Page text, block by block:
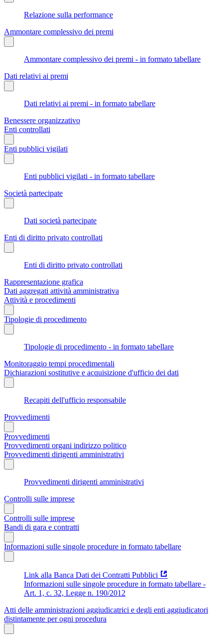
Relazione sulla performance
Ammontare complessivo dei premi
Ammontare complessivo dei premi - in formato tabellare
Dati relativi ai premi
Dati relativi ai premi - in formato tabellare
Benessere organizzativo
Enti controllati
Enti pubblici vigilati
Enti pubblici vigilati - in formato tabellare
Società partecipate
Dati società partecipate
Enti di diritto privato controllati
Enti di diritto privato controllati
Rappresentazione grafica
Dati aggregati attività amministrativa
Attività e procedimenti
Tipologie di procedimento
Tipologie di procedimento - in formato tabellare
Monitoraggio tempi procedimentali
Dichiarazioni sostitutive e acquisizione d'ufficio dei dati
Recapiti dell'ufficio responsabile
Provvedimenti
Provvedimenti
Provvedimenti organi indirizzo politico
Provvedimenti dirigenti amministrativi
Provvedimenti dirigenti amministrativi
Controlli sulle imprese
Controlli sulle imprese
Bandi di gara e contratti
Informazioni sulle singole procedure in formato tabellare
Link alla Banca Dati dei Contratti Pubblici
Informazioni sulle singole procedure in formato tabellare -
Art. 1, c. 32, Legge n. 190/2012
Atti delle amministrazioni aggiudicatrici e degli enti aggiudicatori
distintamente per ogni procedura